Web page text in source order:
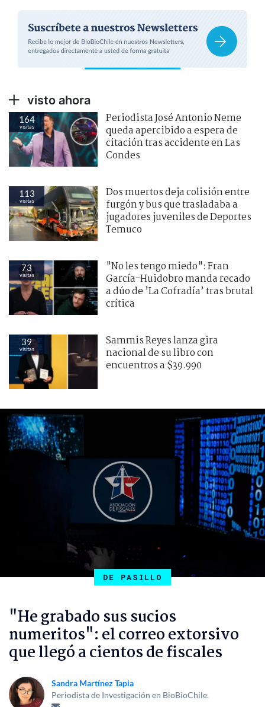
visto ahora
164
visitas
Periodista José Antonio Neme
queda apercibido a espera de
citación tras accidente en Las
Condes
113
visitas
Dos muertos deja colisión entre
furgón y bus que trasladaba a
jugadores juveniles de Deportes
Temuco
73
visitas
"No les tengo miedo": Fran
García-Huidobro manda recado
a dúo de ’La Cofradía’ tras brutal
crítica
39
visitas
Sammis Reyes lanza gira
nacional de su libro con
encuentros a $39.990
DE PASILLO
"He grabado sus sucios
numeritos": el correo extorsivo
que llegó a cientos de fiscales
Sandra Martínez Tapia
Periodista de Investigación en BioBioChile.